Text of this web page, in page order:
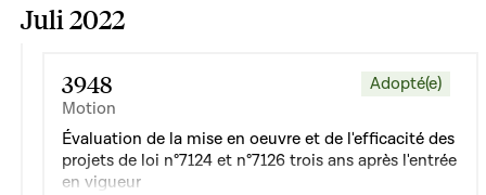
Juli 2022
3948
Motion
Adopté(e)
Évaluation de la mise en oeuvre et de l'efficacité des
projets de loi n°7124 et n°7126 trois ans après l'entrée
en vigueur